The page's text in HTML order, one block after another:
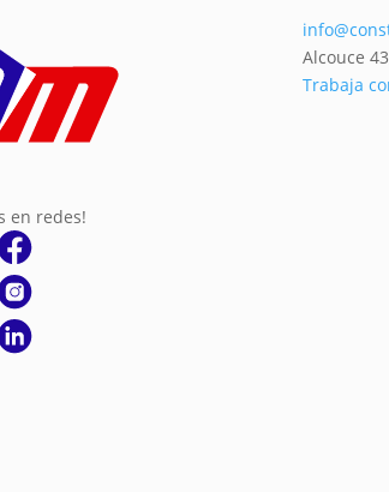
en redes!
Alcouce
Trabaja